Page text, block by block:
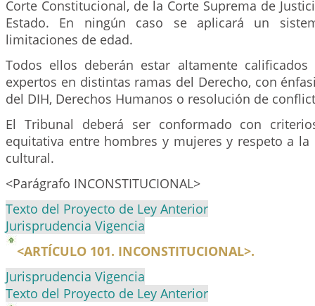
Corte Constitucional, de la Corte Suprema de
Estado. En ningún caso se aplicará un
limitaciones de edad.
Todos ellos deberán estar altamente
expertos en distintas ramas del Derecho, con
del DIH, Derechos Humanos o resolución de
El Tribunal deberá ser conformado con
equitativa entre hombres y mujeres y respeto a la
cultural.
<Parágrafo INCONSTITUCIONAL>
Texto del Proyecto de Ley Anterior
Jurisprudencia Vigencia
<ARTÍCULO 101. INCONSTITUCIONAL>.
Jurisprudencia Vigencia
Texto del Proyecto de Ley Anterior